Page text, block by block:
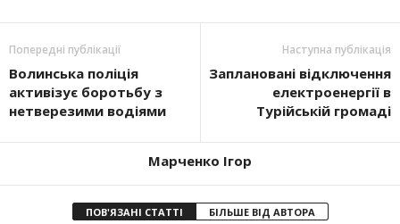
Попередні публікації
Волинська поліція
активізує боротьбу з
нетверезими водіями
Наступна публікація
Заплановані відключення
електроенергії в
Турійській громаді
Марченко Ігор
ПОВ'ЯЗАНІ СТАТТІ БІЛЬШЕ ВІД АВТОРА